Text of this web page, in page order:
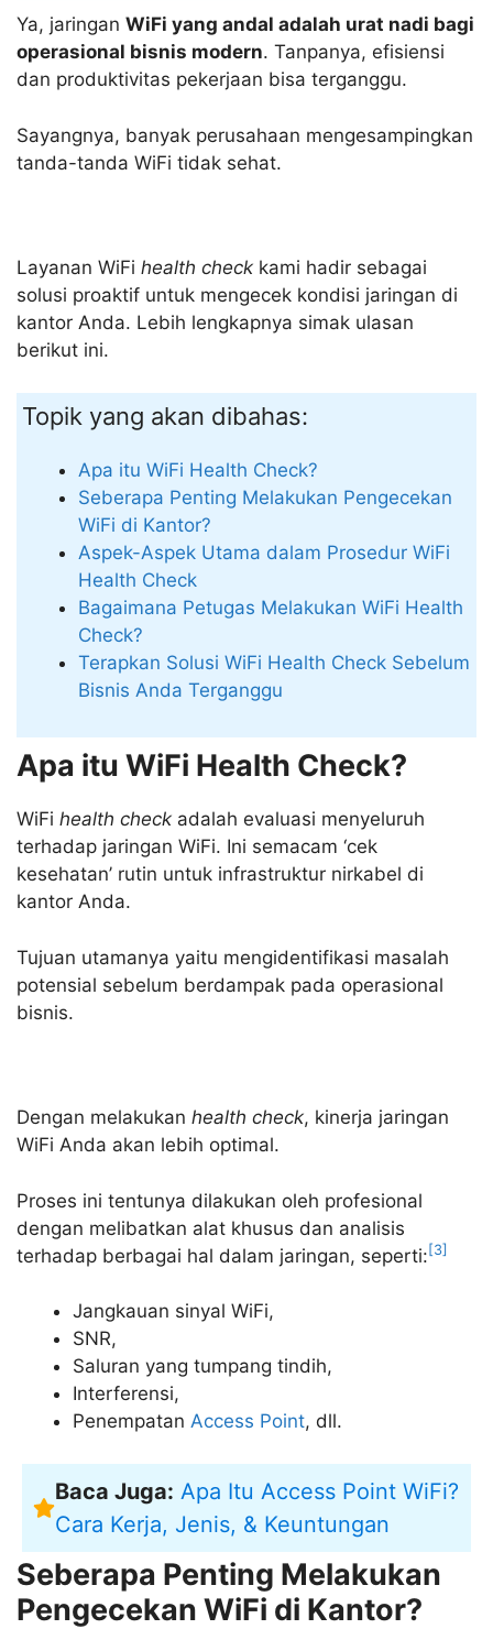
Ya, jaringan WiFi yang andal adalah urat nadi bagi
operasional bisnis modern. Tanpanya, efisiensi
dan produktivitas pekerjaan bisa terganggu.
Sayangnya, banyak perusahaan mengesampingkan
tanda-tanda WiFi tidak sehat.
Layanan WiFi health check kami hadir sebagai
solusi proaktif untuk mengecek kondisi jaringan di
kantor Anda. Lebih lengkapnya simak ulasan
berikut ini.
Topik yang akan dibahas:
Apa itu WiFi Health Check?
Seberapa Penting Melakukan Pengecekan
WiFi di Kantor?
Aspek-Aspek Utama dalam Prosedur WiFi
Health Check
Bagaimana Petugas Melakukan WiFi Health
Check?
Terapkan Solusi WiFi Health Check Sebelum
Bisnis Anda Terganggu
Apa itu WiFi Health Check?
WiFi health check adalah evaluasi menyeluruh
terhadap jaringan WiFi. Ini semacam ‘cek
kesehatan’ rutin untuk infrastruktur nirkabel di
kantor Anda.
Tujuan utamanya yaitu mengidentifikasi masalah
potensial sebelum berdampak pada operasional
bisnis.
Dengan melakukan health check, kinerja jaringan
WiFi Anda akan lebih optimal.
Proses ini tentunya dilakukan oleh profesional
dengan melibatkan alat khusus dan analisis
terhadap berbagai hal dalam jaringan, seperti: [3]
Jangkauan sinyal WiFi,
SNR,
Saluran yang tumpang tindih,
Interferensi,
Penempatan Access Point, dll.
Baca Juga: Apa Itu Access Point WiFi?
Cara Kerja, Jenis, & Keuntungan
Seberapa Penting Melakukan
Pengecekan WiFi di Kantor?